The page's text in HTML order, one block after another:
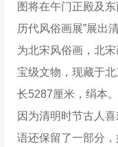
图将在午门正殿及
历代风俗画展”展出
为北宋风俗画，北
宝级文物，现藏于
长5287厘米，绢本。
因为清明时节古人
语还保留了一部分